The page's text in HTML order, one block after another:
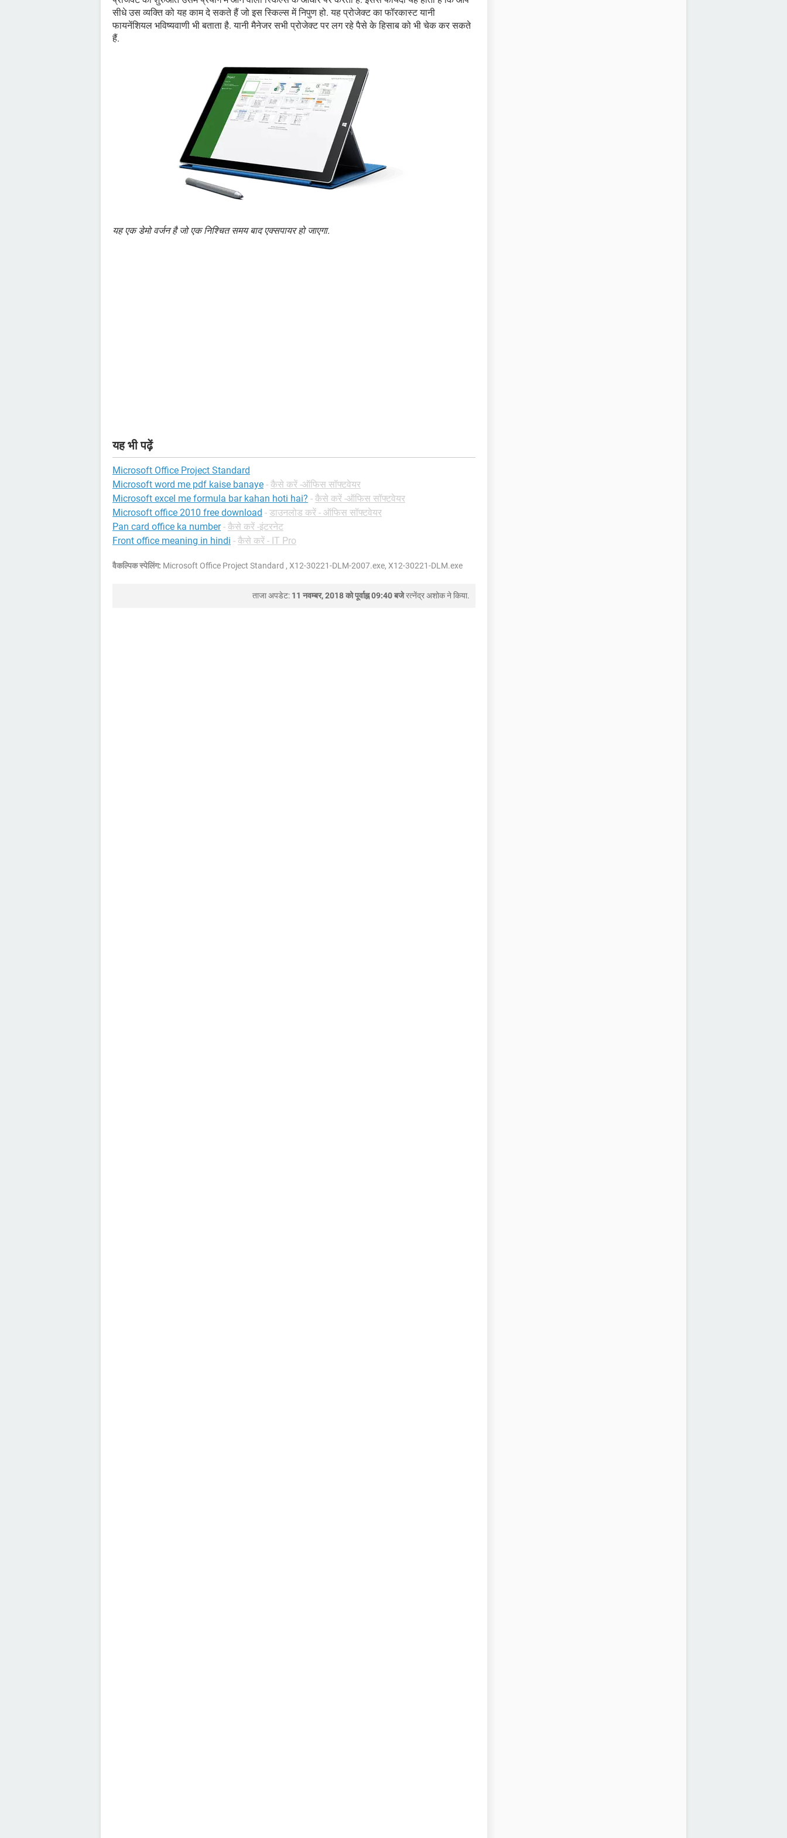
सीधे उस व्यक्ति को यह काम दे सकते हैं जो इस स्किल्स में निपुण हो. यह प्रोजेक्ट का फॉरकास्ट यानी
फायनेंशियल भविष्यवाणी भी बताता है. यानी मैनेजर सभी प्रोजेक्ट पर लग रहे पैसे के हिसाब को भी चेक कर सकते
हैं.
यह एक डेमो वर्जन है जो एक निश्चित समय बाद एक्सपायर हो जाएगा.
यह भी पढ़ें
Microsoft Office Project Standard
Microsoft word me pdf kaise banaye - कैसे करें -ऑफिस सॉफ्टवेयर
Microsoft excel me formula bar kahan hoti hai? - कैसे करें -ऑफिस सॉफ्टवेयर
Microsoft office 2010 free download - डाउनलोड करें - ऑफिस सॉफ्टवेयर
Pan card office ka number - कैसे करें -इंटरनेट
Front office meaning in hindi - कैसे करें - IT Pro
वैकल्पिक स्पेलिंग: Microsoft Office Project Standard , X12-30221-DLM-2007.exe, X12-30221-DLM.exe
ताजा अपडेट: 11 नवम्बर, 2018 को पूर्वाह्न 09:40 बजेरत्नेंद्र अशोकने किया.